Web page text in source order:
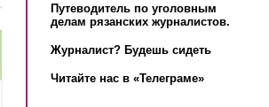
Путеводитель по уголовным
делам рязанских журналистов.
Журналист? Будешь сидеть
Читайте нас в «Телеграме»